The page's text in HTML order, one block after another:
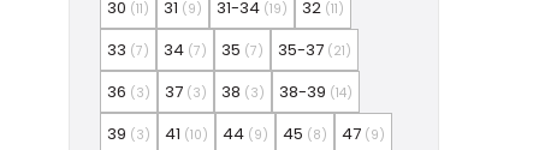
30 (11) 31 (9) 31-34 (19) 32 (11)
33 (7) 34 (7) 35 (7) 35-37 (21)
36 (3) 37 (3) 38 (3) 38-39 (14)
39 (3) 41 (10) 44 (9) 45 (8) 47 (9)